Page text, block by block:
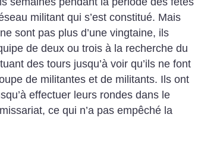
militant qui s’est constitué. Mais
sont pas plus d’une vingtaine, ils
de deux ou trois à la recherche du
des tours jusqu’à voir qu’ils ne font
de militantes et de militants. Ils ont
effectuer leurs rondes dans le
ce qui n’a pas empêché la